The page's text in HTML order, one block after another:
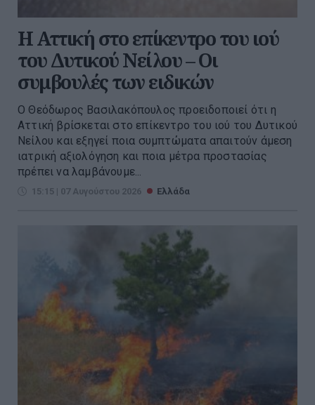
Η Αττική στο επίκεντρο του ιού
του Δυτικού Νείλου – Οι
συμβουλές των ειδικών
Ο Θεόδωρος Βασιλακόπουλος προειδοποιεί ότι η
Αττική βρίσκεται στο επίκεντρο του ιού του Δυτικού
Νείλου και εξηγεί ποια συμπτώματα απαιτούν άμεση
ιατρική αξιολόγηση και ποια μέτρα προστασίας
πρέπει να λαμβάνουμε...
15:15 | 07 Αυγούστου 2026 Ελλάδα